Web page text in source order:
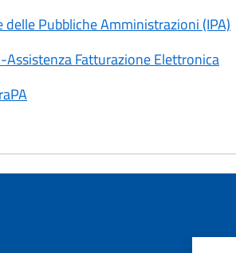
delle Pubbliche Amministrazioni (IPA)
Assistenza Fatturazione Elettronica